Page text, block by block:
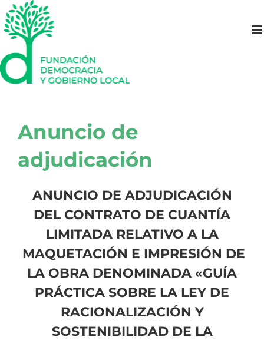
Saltar
al
contenido
Anuncio de
adjudicación
ANUNCIO DE ADJUDICACIÓN
DEL CONTRATO DE CUANTÍA
LIMITADA RELATIVO A LA
MAQUETACIÓN E IMPRESIÓN DE
LA OBRA DENOMINADA «GUÍA
PRÁCTICA SOBRE LA LEY DE
RACIONALIZACIÓN Y
SOSTENIBILIDAD DE LA